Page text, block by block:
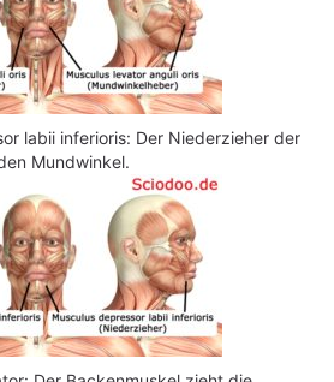
labii inferioris: Der Niederzieher der
Mundwinkel.